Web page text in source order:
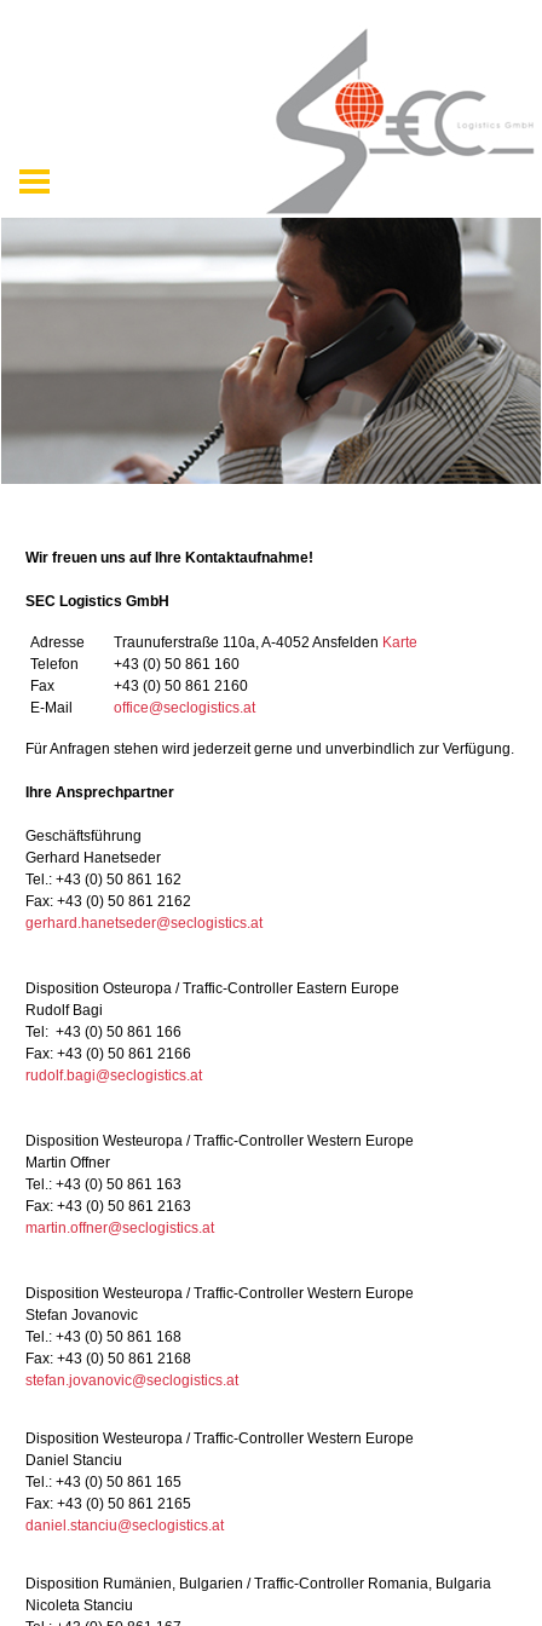
Wir freuen uns auf Ihre Kontaktaufnahme!
SEC Logistics GmbH
Adresse
Telefon
Fax
E-Mail
Traunuferstraße 110a, A-4052 Ansfelden Karte
+43 (0) 50 861 160
+43 (0) 50 861 2160
office@seclogistics.at
Für Anfragen stehen wird jederzeit gerne und unverbindlich zur Verfügung.
Ihre Ansprechpartner
Geschäftsführung
Gerhard Hanetseder
Tel.: +43 (0) 50 861 162
Fax: +43 (0) 50 861 2162
gerhard.hanetseder@seclogistics.at
Disposition Osteuropa / Traffic-Controller Eastern Europe
Rudolf Bagi
Tel: +43 (0) 50 861 166
Fax: +43 (0) 50 861 2166
rudolf.bagi@seclogistics.at
Disposition Westeuropa / Traffic-Controller Western Europe
Martin Offner
Tel.: +43 (0) 50 861 163
Fax: +43 (0) 50 861 2163
martin.offner@seclogistics.at
Disposition Westeuropa / Traffic-Controller Western Europe
Stefan Jovanovic
Tel.: +43 (0) 50 861 168
Fax: +43 (0) 50 861 2168
stefan.jovanovic@seclogistics.at
Disposition Westeuropa / Traffic-Controller Western Europe
Daniel Stanciu
Tel.: +43 (0) 50 861 165
Fax: +43 (0) 50 861 2165
daniel.stanciu@seclogistics.at
Disposition Rumänien, Bulgarien / Traffic-Controller Romania, Bulgaria
Nicoleta Stanciu